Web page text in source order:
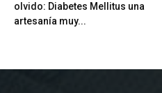
olvido: Diabetes Mellitus una
artesanía muy...